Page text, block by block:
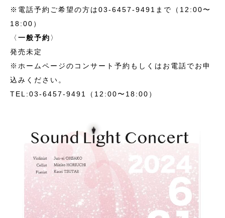
※電話予約ご希望の方は03-6457-9491まで（12:00〜
18:00）
〈 一般予約 〉
発売未定
※ホームページのコンサート予約もしくはお電話でお申
込みください。
TEL:03-6457-9491（12:00〜18:00）